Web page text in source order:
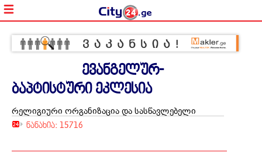
ევანგელურ-
ბაპტისტური ეკლესია
რელიგიური ორგანიზაცია და სასწავლებელი
ნანახია: 15716